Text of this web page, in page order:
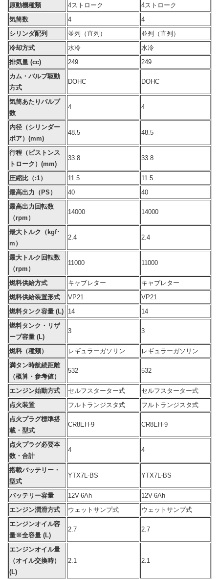
原動機種類
4ストローク
4ストローク
気筒数
4
4
シリンダ配列
並列（直列）
並列（直列）
冷却方式
水冷
水冷
排気量 (cc)
249
249
カム・バルブ駆動
方式
DOHC DOHC
気筒あたりバルブ
数
4 4
内径（シリンダー
ボア）(mm)
48.5 48.5
行程（ピストンス
トローク）(mm)
33.8 33.8
圧縮比（:1） 11.5
11.5
最高出力（PS）
40
40
最高出力回転数
（rpm）
14000 14000
最大トルク（kgf･
m）
2.4 2.4
最大トルク回転数
（rpm）
11000 11000
燃料供給方式 キャブレター
キャブレター
燃料供給装置形式
VP21
VP21
燃料タンク容量 (L)
14
14
燃料タンク・リザ
ーブ容量 (L)
3 3
燃料（種類） レギュラーガソリン
レギュラーガソリン
満タン時航続距離
（概算・参考値）
532 532
エンジン始動方式 セルフスターター式
セルフスターター式
点火装置
フルトランジスタ式
フルトランジスタ式
点火プラグ標準搭
載・型式
CR8EH-9 CR8EH-9
点火プラグ必要本
数・合計
4 4
搭載バッテリー・
型式
YTX7L-BS YTX7L-BS
バッテリー容量 12V-6Ah
12V-6Ah
エンジン潤滑方式
ウェットサンプ式
ウェットサンプ式
エンジンオイル容
量※全容量 (L)
2.7 2.7
エンジンオイル量
（オイル交換時）
(L)
2.1 2.1